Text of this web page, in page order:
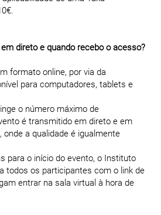
direto e quando recebo o acesso?
formato online, por via da
para computadores, tablets e
o número máximo de
é transmitido em direto e em
onde a qualidade é igualmente
para o início do evento, o Instituto
todos os participantes com o link de
entrar na sala virtual à hora de